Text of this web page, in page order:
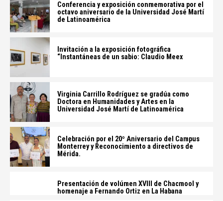
Conferencia y exposición conmemorativa por el
octavo aniversario de la Universidad José Martí
de Latinoamérica
Invitación a la exposición fotográfica
“Instantáneas de un sabio: Claudio Meex
Virginia Carrillo Rodríguez se gradúa como
Doctora en Humanidades y Artes en la
Universidad José Martí de Latinoamérica
Celebración por el 20º Aniversario del Campus
Monterrey y Reconocimiento a directivos de
Mérida.
Presentación de volúmen XVIII de Chacmool y
homenaje a Fernando Ortiz en La Habana